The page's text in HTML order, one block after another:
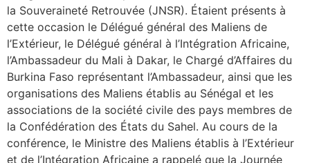
la Souveraineté Retrouvée (JNSR). Étaient présents à
cette occasion le Délégué général des Maliens de
l’Extérieur, le Délégué général à l’Intégration Africaine,
l’Ambassadeur du Mali à Dakar, le Chargé d’Affaires du
Burkina Faso représentant l’Ambassadeur, ainsi que les
organisations des Maliens établis au Sénégal et les
associations de la société civile des pays membres de
la Confédération des États du Sahel. Au cours de la
conférence, le Ministre des Maliens établis à l’Extérieur
et de l’Intégration Africaine a rappelé que la Journée